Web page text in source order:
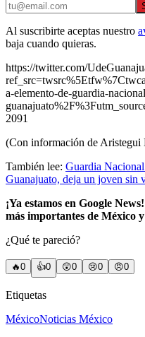
Al suscribirte aceptas nuestro
baja cuando quieras.
https://twitter.com/
a-elemento-de-guardia-
2091
(Con información de Aristegui
También lee: Guardia
Guanajuato, deja un joven sin
¡Ya estamos en Google
más importantes de México
¿Qué te pareció?
🔥0 👍0 😲0 😢0 😠0
Etiquetas
MéxicoNoticias México